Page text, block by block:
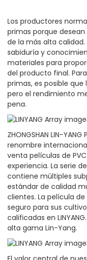
Los productores
primas porque
de la más alta
sabiduría y
materiales para
del producto final.
primas, es posible
pero el rendimiento
pena.
ZHONGSHAN LIN-
renombre
venta películas de
experiencia. La serie
contiene múltiples
estándar de calidad
clientes. La película
seguro para sus
calificadas en
alta gama Lin-Yang.